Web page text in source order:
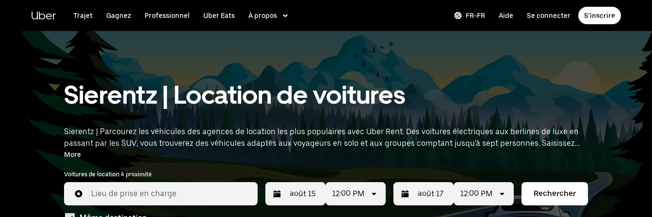
principal
Uber Trajet Gagnez Professionnel Uber Eats À propos FR-FR Aide Se connecter S'inscrire
Sierentz | Location de voitures
Sierentz | Parcourez les véhicules des agences de location les plus populaires avec Uber Rent. Des voitures électriques aux berlines de luxe en
passant par les SUV, vous trouverez des véhicules adaptés aux voyageurs en solo et aux groupes comptant jusqu'à sept personnes. Saisissez
l'heure et l'emplacement (par exemple : Strasbourg Airport) pour trouver des voitures de location à proximité.
More
Voitures de location à proximité
Lieu de prise en charge 12:00 PM 12:00 PM Rechercher